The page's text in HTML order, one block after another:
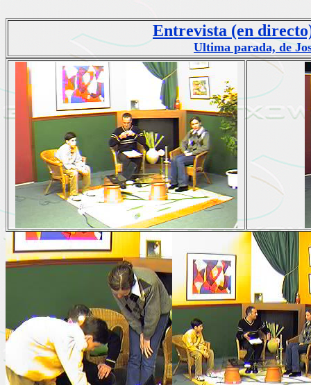
Entrevista (en
Ultima parada, de